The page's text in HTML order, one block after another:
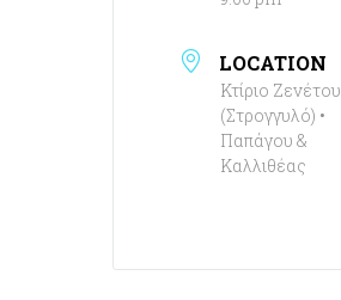
LOCATION
Κτίριο Ζενέτου
(Στρογγυλό) •
Παπάγου &
Καλλιθέας